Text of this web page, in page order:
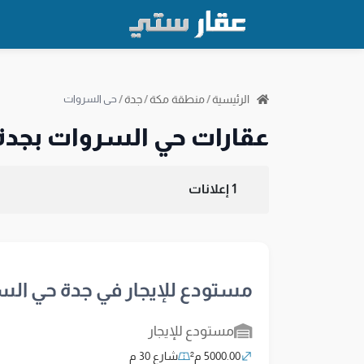
الرئيسية/منطقة مكة/جدة/ حي السروات
عقارات حي السروات
1 إعلانات
مستودع للإيجار في جدة حي
مستودع للإيجار
5000.00 م² شارع 30 م